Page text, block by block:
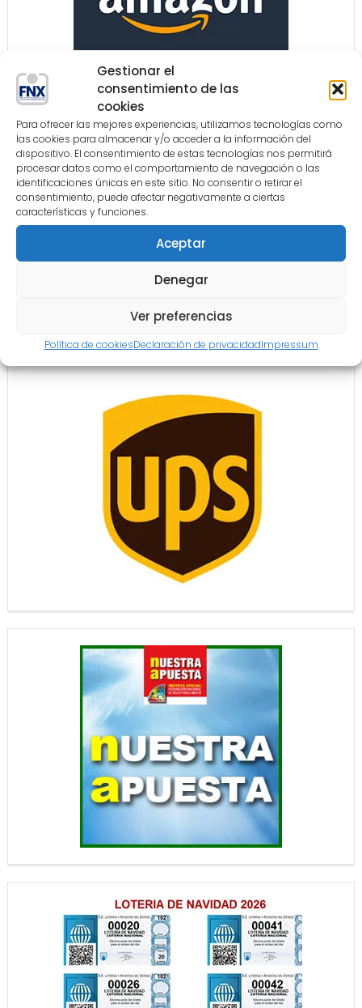
Gestionar el
consentimiento de las
cookies
Para ofrecer las mejores experiencias, utilizamos tecnologías como
las cookies para almacenar y/o acceder a la información del
dispositivo. El consentimiento de estas tecnologías nos permitirá
procesar datos como el comportamiento de navegación o las
identificaciones únicas en este sitio. No consentir o retirar el
consentimiento, puede afectar negativamente a ciertas
características y funciones.
Aceptar
Denegar
Ver preferencias
Política de cookiesDeclaración de privacidadImpressum